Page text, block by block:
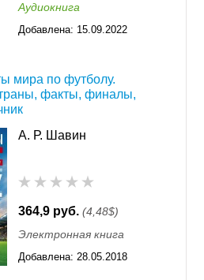
Аудиокнига
Добавлена: 15.09.2022
мира по футболу.
факты, финалы,
А. Р. Шавин
364,9 руб. (4,48$)
Электронная книга
Добавлена: 28.05.2018